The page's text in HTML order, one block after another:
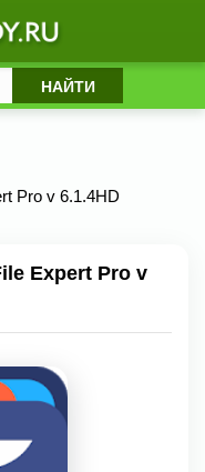
Pro v 6.1.4HD
Expert Pro v